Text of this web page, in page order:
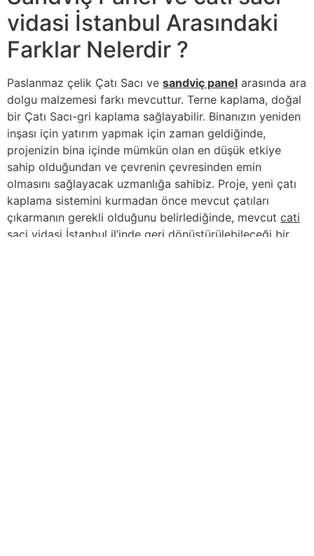
vidasi İstanbul Arasındaki
Farklar Nelerdir ?
Paslanmaz çelik Çatı Sacı ve sandviç panel arasında ara
dolgu malzemesi farkı mevcuttur. Terne kaplama, doğal
bir Çatı Sacı-gri kaplama sağlayabilir. Binanızın yeniden
inşası için yatırım yapmak için zaman geldiğinde,
projenizin bina içinde mümkün olan en düşük etkiye
sahip olduğundan ve çevrenin çevresinden emin
olmasını sağlayacak uzmanlığa sahibiz. Proje, yeni çatı
kaplama sistemini kurmadan önce mevcut çatıları
çıkarmanın gerekli olduğunu belirlediğinde, mevcut cati
saci vidasi İstanbul il’inde geri dönüştürülebileceği bir